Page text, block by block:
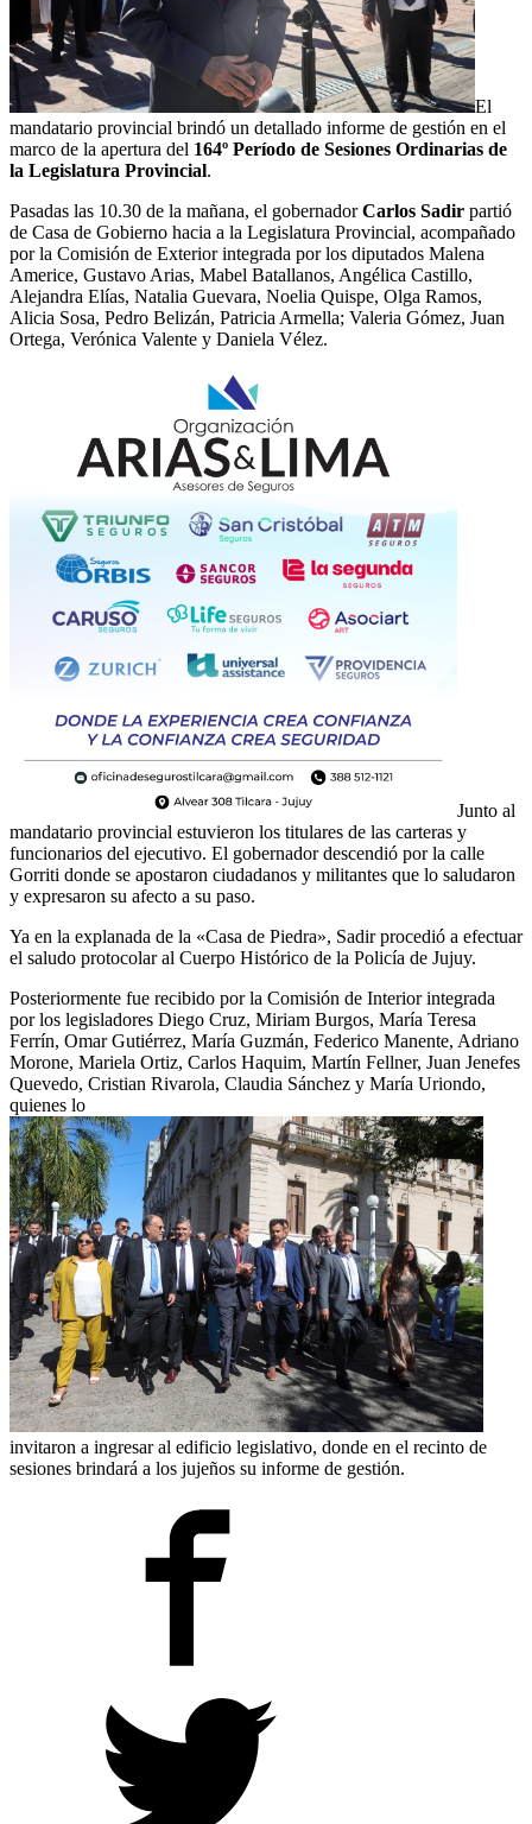
El
mandatario provincial brindó un detallado informe de gestión en el
marco de la apertura del 164º Período de Sesiones Ordinarias de
la Legislatura Provincial.
Pasadas las 10.30 de la mañana, el gobernadorCarlos Sadir partió
de Casa de Gobierno hacia a la Legislatura Provincial, acompañado
por la Comisión de Exterior integrada por los diputados Malena
Americe, Gustavo Arias, Mabel Batallanos, Angélica Castillo,
Alejandra Elías, Natalia Guevara, Noelia Quispe, Olga Ramos,
Alicia Sosa, Pedro Belizán, Patricia Armella; Valeria Gómez, Juan
Ortega, Verónica Valente y Daniela Vélez.
Junto al
mandatario provincial estuvieron los titulares de las carteras y
funcionarios del ejecutivo. El gobernador descendió por la calle
Gorriti donde se apostaron ciudadanos y militantes que lo saludaron
y expresaron su afecto a su paso.
Ya en la explanada de la «Casa de Piedra», Sadir procedió a efectuar
el saludo protocolar al Cuerpo Histórico de la Policía de Jujuy.
Posteriormente fue recibido por la Comisión de Interior integrada
por los legisladores Diego Cruz, Miriam Burgos, María Teresa
Ferrín, Omar Gutiérrez, María Guzmán, Federico Manente, Adriano
Morone, Mariela Ortiz, Carlos Haquim, Martín Fellner, Juan Jenefes
Quevedo, Cristian Rivarola, Claudia Sánchez y María Uriondo,
quienes lo
invitaron a ingresar al edificio legislativo, donde en el recinto de
sesiones brindará a los jujeños su informe de gestión.